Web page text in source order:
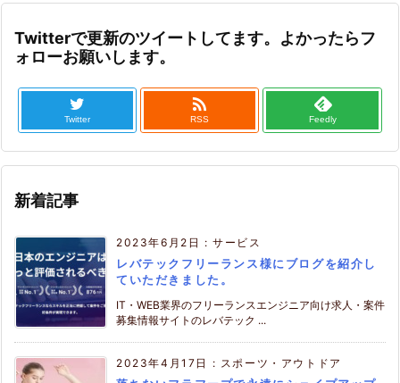
Twitterで更新のツイートしてます。よかったらフ
ォローお願いします。
Twitter

RSS Feedly
新着記事
2023年6月2日 :サービス
レバテックフリーランス様にブログを紹介し
ていただきました。
IT・WEB業界のフリーランスエンジニア向け求人・案件
募集情報サイトのレバテック ...
2023年4月17日 : スポーツ・アウトドア